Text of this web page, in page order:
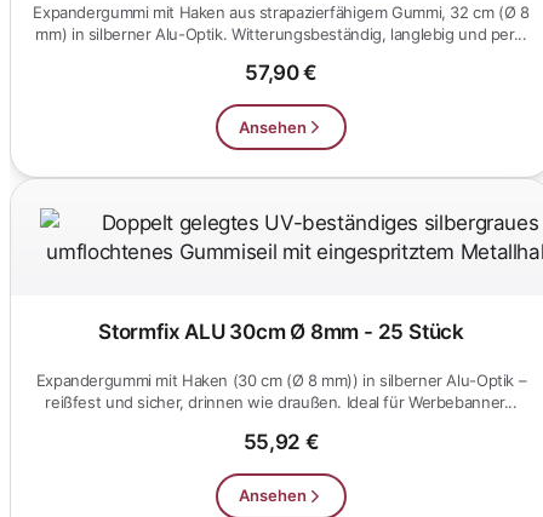
Expandergummi mit Haken aus strapazierfähigem Gummi, 32 cm (Ø 8
mm) in silberner Alu-Optik. Witterungsbeständig, langlebig und per...
57,90 €
Ansehen
Stormfix ALU 30cm Ø 8mm - 25 Stück
Expandergummi mit Haken (30 cm (Ø 8 mm)) in silberner Alu-Optik –
reißfest und sicher, drinnen wie draußen. Ideal für Werbebanner...
55,92 €
Ansehen